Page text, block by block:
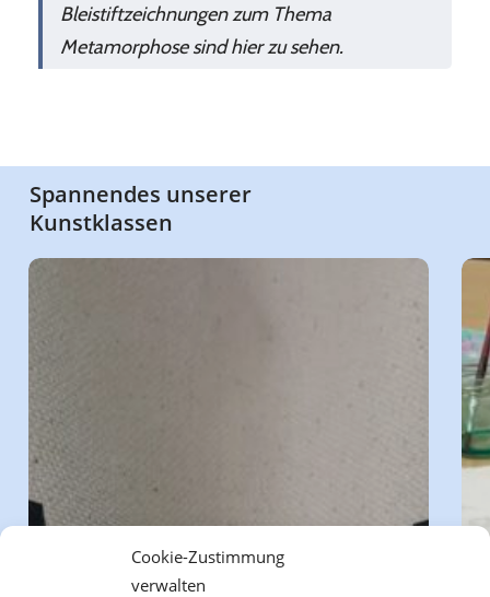
Cookie-Zustimmung
verwalten
Bleistiftzeichnungen zum Thema
Metamorphose sind hier zu sehen.
Spannendes unserer
Kunstklassen
media
Art